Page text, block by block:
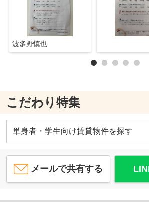
波多野慎也
こだわり特集
単身者・学生向け賃貸物件を探す
メールで共有する